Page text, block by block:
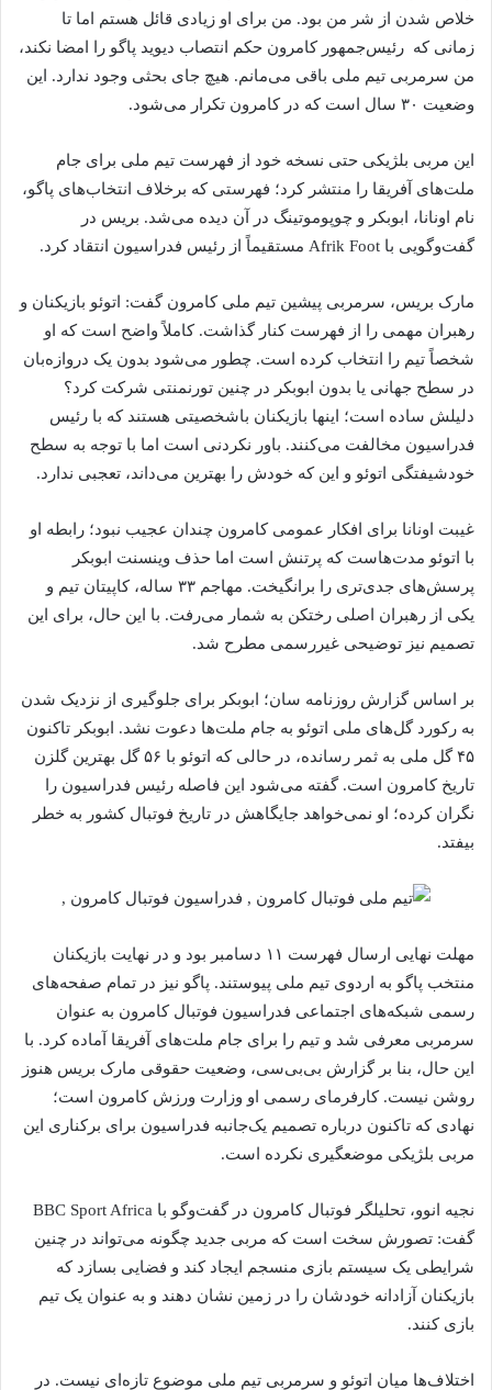
خلاص شدن از شر من بود. من برای او زیادی قائل هستم اما تا
زمانی که رئیس‌جمهور کامرون حکم انتصاب دیوید پاگو را امضا نکند،
من سرمربی تیم ملی باقی می‌مانم. هیچ جای بحثی وجود ندارد. این
وضعیت ۳۰ سال است که در کامرون تکرار می‌شود.
این مربی بلژیکی حتی نسخه خود از فهرست تیم ملی برای جام
ملت‌های آفریقا را منتشر کرد؛ فهرستی که برخلاف انتخاب‌های پاگو،
نام اونانا، ابوبکر و چوپوموتینگ در آن دیده می‌شد. بریس در
گفت‌وگویی با Afrik Foot مستقیماً از رئیس فدراسیون انتقاد کرد.
مارک بریس، سرمربی پیشین تیم ملی کامرون گفت: اتوئو بازیکنان و
رهبران مهمی را از فهرست کنار گذاشت. کاملاً واضح است که او
شخصاً تیم را انتخاب کرده است. چطور می‌شود بدون یک دروازه‌بان
در سطح جهانی یا بدون ابوبکر در چنین تورنمنتی شرکت کرد؟
دلیلش ساده است؛ اینها بازیکنان باشخصیتی هستند که با رئیس
فدراسیون مخالفت می‌کنند. باور نکردنی است اما با توجه به سطح
خودشیفتگی اتوئو و این که خودش را بهترین می‌داند، تعجبی ندارد.
غیبت اونانا برای افکار عمومی کامرون چندان عجیب نبود؛ رابطه او
با اتوئو مدت‌هاست که پرتنش است اما حذف وینسنت ابوبکر
پرسش‌های جدی‌تری را برانگیخت. مهاجم ۳۳ ساله، کاپیتان تیم و
یکی از رهبران اصلی رختکن به شمار می‌رفت. با این حال، برای این
تصمیم نیز توضیحی غیررسمی مطرح شد.
بر اساس گزارش روزنامه سان؛ ابوبکر برای جلوگیری از نزدیک شدن
به رکورد گل‌های ملی اتوئو به جام ملت‌ها دعوت نشد. ابوبکر تاکنون
۴۵ گل ملی به ثمر رسانده، در حالی که اتوئو با ۵۶ گل بهترین گلزن
تاریخ کامرون است. گفته می‌شود این فاصله رئیس فدراسیون را
نگران کرده؛ او نمی‌خواهد جایگاهش در تاریخ فوتبال کشور به خطر
بیفتد.
مهلت نهایی ارسال فهرست ۱۱ دسامبر بود و در نهایت بازیکنان
منتخب پاگو به اردوی تیم ملی پیوستند. پاگو نیز در تمام صفحه‌های
رسمی شبکه‌های اجتماعی فدراسیون فوتبال کامرون به‌ عنوان
سرمربی معرفی شد و تیم را برای جام ملت‌های آفریقا آماده کرد. با
این حال، بنا بر گزارش بی‌بی‌سی، وضعیت حقوقی مارک بریس هنوز
روشن نیست. کارفرمای رسمی او وزارت ورزش کامرون است؛
نهادی که تاکنون درباره تصمیم یک‌جانبه فدراسیون برای برکناری این
مربی بلژیکی موضعگیری نکرده است.
نجیه انوو، تحلیلگر فوتبال کامرون در گفت‌وگو با BBC Sport Africa
گفت: تصورش سخت است که مربی جدید چگونه می‌تواند در چنین
شرایطی یک سیستم بازی منسجم ایجاد کند و فضایی بسازد که
بازیکنان آزادانه خودشان را در زمین نشان دهند و به‌ عنوان یک تیم
بازی کنند.
اختلاف‌ها میان اتوئو و سرمربی تیم ملی موضوع تازه‌ای نیست. در